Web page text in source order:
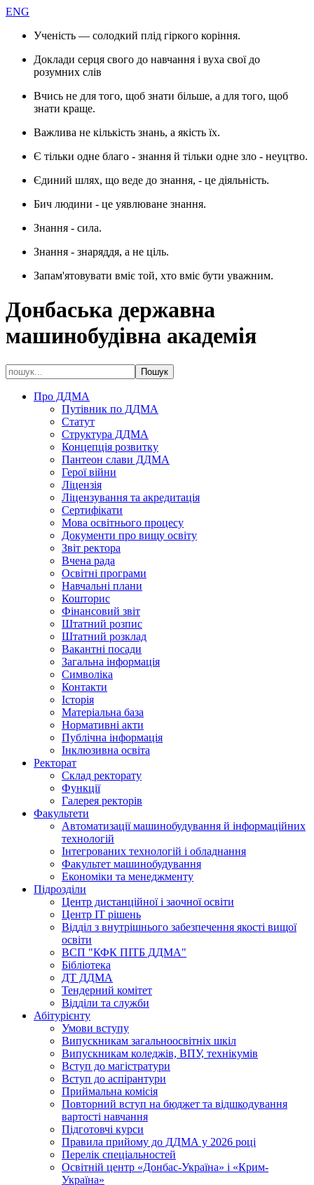
ENG
Ученість — солодкий плід гіркого коріння.
Доклади серця свого до навчання і вуха свої до
розумних слів
Вчись не для того, щоб знати більше, а для того, щоб
знати краще.
Важлива не кількість знань, а якість їх.
Є тільки одне благо - знання й тільки одне зло - неуцтво.
Єдиний шлях, що веде до знання, - це діяльність.
Бич людини - це уявлюване знання.
Знання - сила.
Знання - знаряддя, а не ціль.
Запам'ятовувати вміє той, хто вміє бути уважним.
Донбаська державна
машинобудівна академія
Про ДДМА
Путівник по ДДМА
Статут
Структура ДДМА
Концепція розвитку
Пантеон слави ДДМА
Герої війни
Ліцензія
Ліцензування та акредитація
Сертифікати
Мова освітнього процесу
Документи про вищу освіту
Звіт ректора
Вчена рада
Освітні програми
Навчальні плани
Кошторис
Фінансовий звіт
Штатний розпис
Штатний розклад
Вакантні посади
Загальна інформація
Символіка
Контакти
Історія
Матеріальна база
Нормативні акти
Публічна інформація
Інклюзивна освіта
Ректорат
Склад ректорату
Функції
Галерея ректорів
Факультети
Автоматизації машинобудування й інформаційних
технологій
Інтегрованих технологій і обладнання
Факультет машинобудування
Економіки та менеджменту
Підрозділи
Центр дистанційної і заочної освіти
Центр ІТ рішень
Відділ з внутрішнього забезпечення якості вищої
освіти
ВСП "КФК ПІТБ ДДМА"
Бібліотека
ДТ ДДМА
Тендерний комітет
Відділи та служби
Абітурієнту
Умови вступу
Випускникам загальноосвітніх шкіл
Випускникам коледжів, ВПУ, технікумів
Вступ до магістратури
Вступ до аспірантури
Приймальна комісія
Повторний вступ на бюджет та відшкодування
вартості навчання
Підготовчі курси
Правила прийому до ДДМА у 2026 році
Перелік спеціальностей
Освітній центр «Донбас-Україна» і «Крим-
Україна»